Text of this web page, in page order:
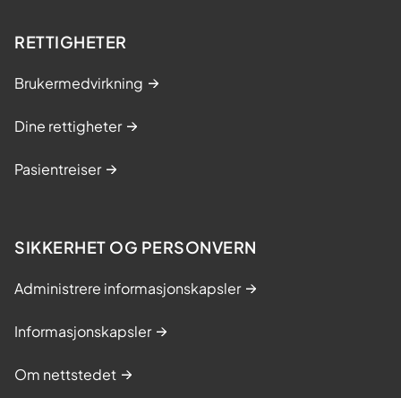
RETTIGHETER
Brukermedvirkning
Dine rettigheter
Pasientreiser
SIKKERHET OG PERSONVERN
Administrere informasjonskapsler
Informasjonskapsler
Om nettstedet